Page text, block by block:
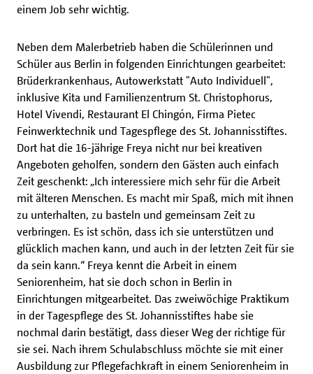
einem Job sehr wichtig.
Neben dem Malerbetrieb haben die Schülerinnen und
Schüler aus Berlin in folgenden Einrichtungen gearbeitet:
Brüderkrankenhaus, Autowerkstatt "Auto Individuell",
inklusive Kita und Familienzentrum St. Christophorus,
Hotel Vivendi, Restaurant El Chingón, Firma Pietec
Feinwerktechnik und Tagespflege des St. Johannisstiftes.
Dort hat die 16-jährige Freya nicht nur bei kreativen
Angeboten geholfen, sondern den Gästen auch einfach
Zeit geschenkt: „Ich interessiere mich sehr für die Arbeit
mit älteren Menschen. Es macht mir Spaß, mich mit ihnen
zu unterhalten, zu basteln und gemeinsam Zeit zu
verbringen. Es ist schön, dass ich sie unterstützen und
glücklich machen kann, und auch in der letzten Zeit für sie
da sein kann.“ Freya kennt die Arbeit in einem
Seniorenheim, hat sie doch schon in Berlin in
Einrichtungen mitgearbeitet. Das zweiwöchige Praktikum
in der Tagespflege des St. Johannisstiftes habe sie
nochmal darin bestätigt, dass dieser Weg der richtige für
sie sei. Nach ihrem Schulabschluss möchte sie mit einer
Ausbildung zur Pflegefachkraft in einem Seniorenheim in